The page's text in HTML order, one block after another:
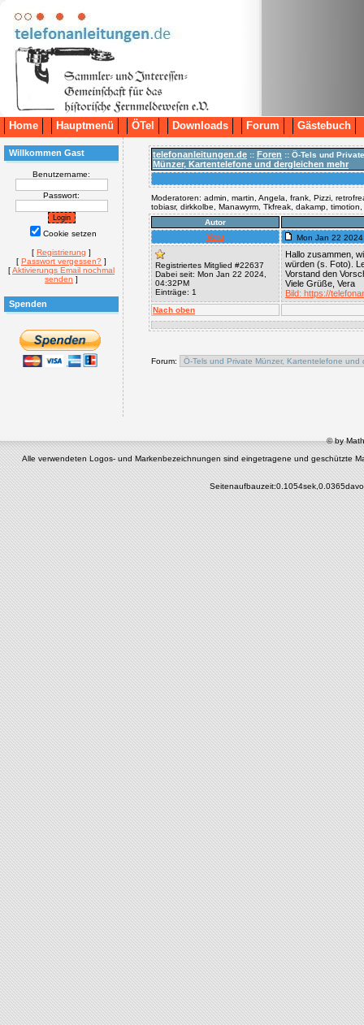
Home Hauptmenü ÖTel Downloads Forum Gästebuch
Willkommen Gast
Benutzername:
Passwort:
Cookie setzen
[ Registrierung ]
[ Passwort vergessen? ]
[Aktivierungs Email nochmal
senden ]
Spenden
telefonanleitungen.de :: Foren :: Ö-Tels und
Münzer, Kartentelefone und dergleichen mehr
Moderatoren: admin, martin, Angela, frank, Pizzi,
tobiasr, dirkkolbe, Manawyrm, Tkfreak, dakamp,
Autor
Vera Mon Jan 22
Registriertes Mitglied #22637
Dabei seit: Mon Jan 22 2024,
04:32PM
Einträge: 1
Hallo zusammen,
würden (s. Foto).
Vorstand den
Viele Grüße, Vera
Bild: https://
Nach oben
Forum:
© by
Alle verwendeten Logos- und Markenbezeichnungen sind eingetragene und geschützte